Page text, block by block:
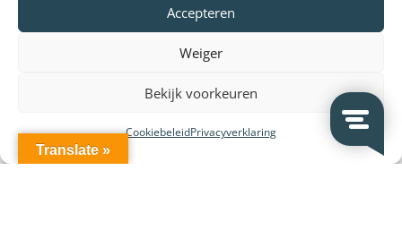
Accepteren
Weiger
Bekijk voorkeuren
CookiebeleidPrivacyverklaring
een handig All-in One systeem (buzzer, transmitter en
oplader in 1 apparaat).
MEER INFORMATIE EN ASSORTIMENT
Translate »